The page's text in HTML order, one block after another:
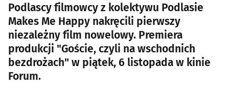
Podlascy filmowcy z kolektywu Podlasie
Makes Me Happy nakręcili pierwszy
niezależny film nowelowy. Premiera
produkcji "Goście, czyli na wschodnich
bezdrożach" w piątek, 6 listopada w kinie
Forum.